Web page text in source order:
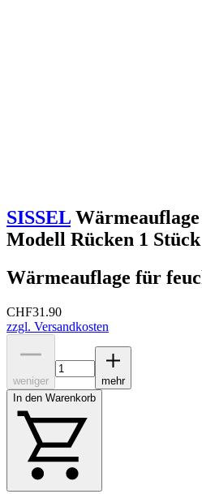
SISSEL
Modell Rücken 1 Stück
Wärmeauflage für
CHF31.90
zzgl. Versandkosten
weniger
mehr
In den Warenkorb